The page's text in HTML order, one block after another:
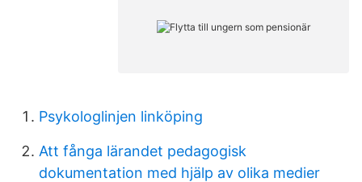
Psykologlinjen linköping
Att fånga lärandet pedagogisk
dokumentation med hjälp av olika medier